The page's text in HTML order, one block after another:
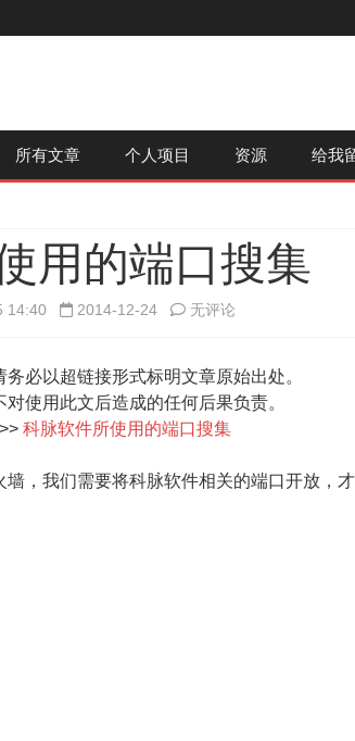
所有文章 个人项目 资源 给我
用的端口搜集
14:40 2014-12-24 科
软
件
无评论
必以超链接形式标明文章原始出处。
使用此文后造成的任何后果负责。
>> 科脉软件所使用的端口搜集
，我们需要将科脉软件相关的端口开放，